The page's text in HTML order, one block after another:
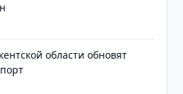
области обновят